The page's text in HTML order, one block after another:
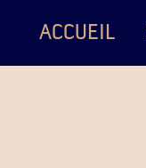
ACCUEIL